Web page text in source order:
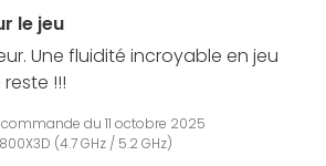
le jeu
Une fluidité incroyable en jeu
!!!
du 11 octobre 2025
(4.7 GHz / 5.2 GHz)